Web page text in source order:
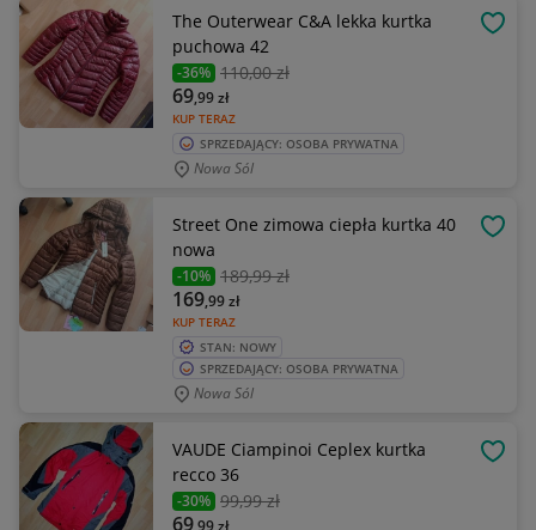
The Outerwear C&A lekka kurtka
puchowa 42
-36% 110,00 zł
KUP TERAZ
69,99zł
SPRZEDAJĄCY: OSOBA PRYWATNA
Nowa Sól
Street One zimowa ciepła kurtka 40
nowa
-10% 189,99 zł
KUP TERAZ
169,99zł
STAN: NOWY
SPRZEDAJĄCY: OSOBA PRYWATNA
Nowa Sól
VAUDE Ciampinoi Ceplex kurtka
recco 36
-30% 99,99 zł
69,99zł